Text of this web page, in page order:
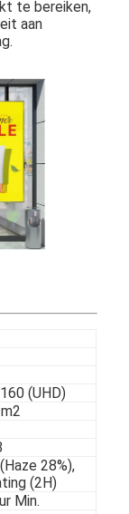
te bereiken,
aan
(UHD)
28%),
(2H)
Min.